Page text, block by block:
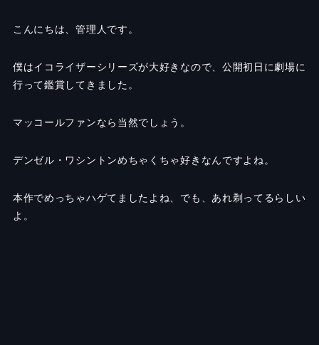
こんにちは、管理人です。
僕はイコライザーシリーズが大好きなので、公開初日に劇場に
行って鑑賞してきました。
マッコールファンなら当然でしょう。
デンゼル・ワシントンめちゃくちゃ好きなんですよね。
本作でめっちゃハゲてましたよね、でも、あれ剃ってるらしい
よ。